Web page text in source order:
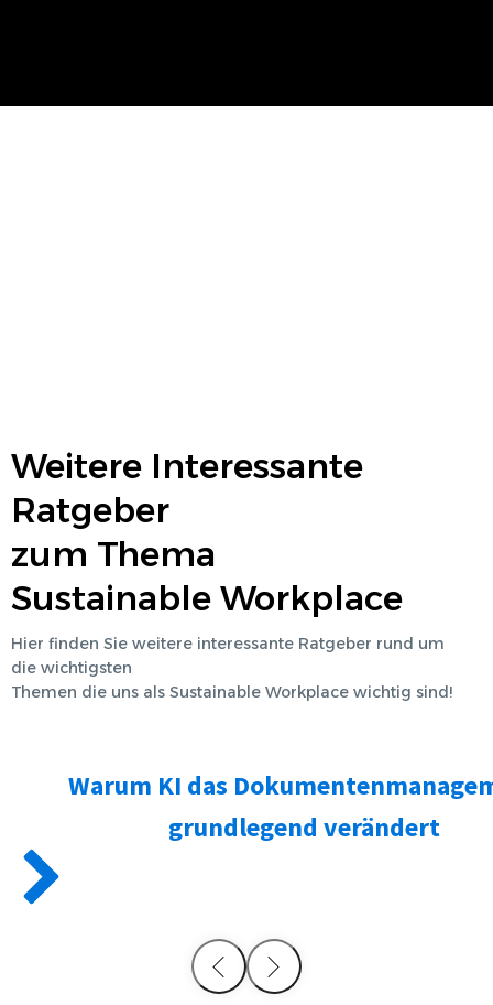
Weitere Interessante
Ratgeber
zum Thema
Sustainable Workplace
Hier finden Sie weitere interessante Ratgeber rund um
die wichtigsten
Themen die uns als Sustainable Workplace wichtig sind!
Warum KI das
grundlegend verändert